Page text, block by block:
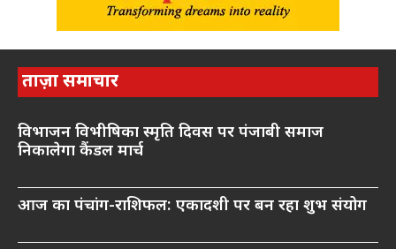
ताज़ा समाचार
विभाजन विभीषिका स्मृति दिवस पर पंजाबी समाज
निकालेगा कैंडल मार्च
आज का पंचांग-राशिफल: एकादशी पर बन रहा शुभ संयोग